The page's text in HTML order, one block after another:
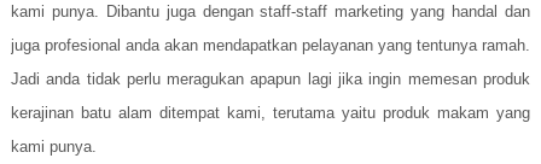
kami punya. Dibantu juga dengan staff-staff marketing yang handal dan
juga profesional anda akan mendapatkan pelayanan yang tentunya ramah.
Jadi anda tidak perlu meragukan apapun lagi jika ingin memesan produk
kerajinan batu alam ditempat kami, terutama yaitu produk makam yang
kami punya.